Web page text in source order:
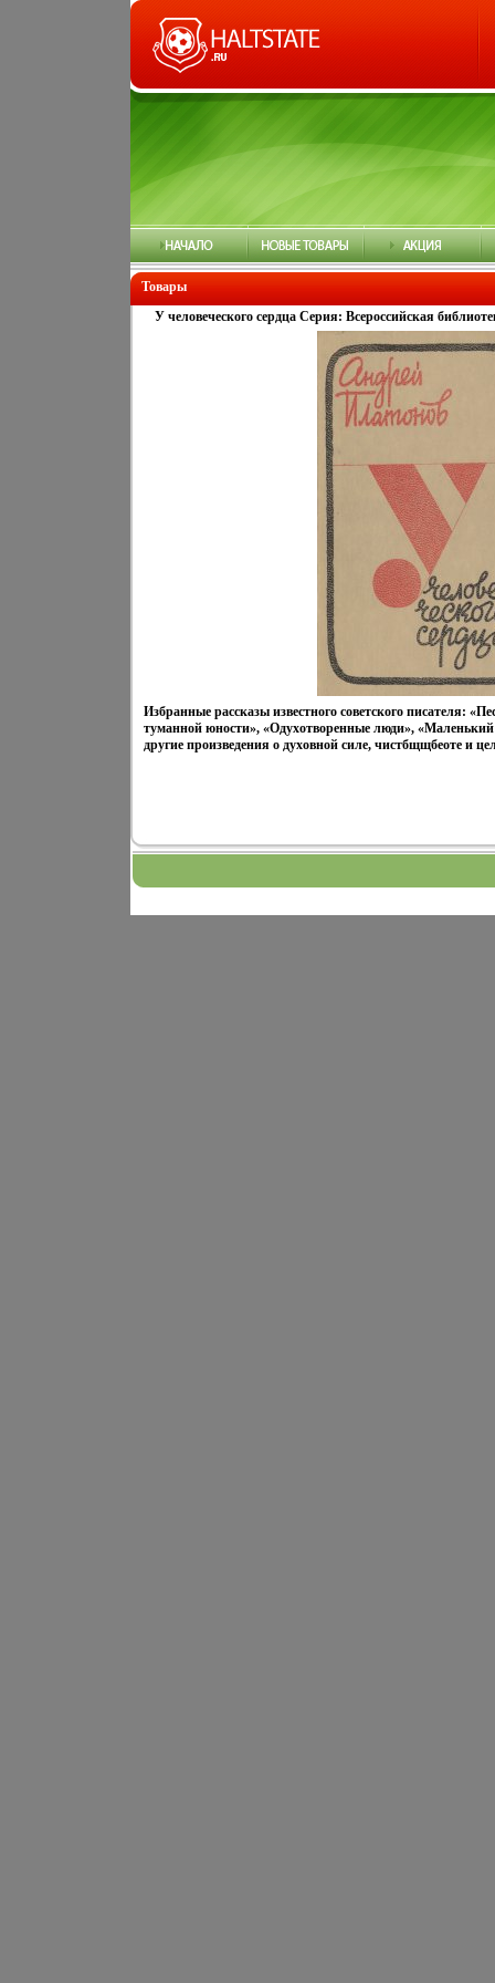
Товары
У человеческого сердца Серия: Всероссийская
Избранные рассказы известного советского писателя:
туманной юности», «Одухотворенные люди», «Маленький
другие произведения о духовной силе, чистбщщбеоте и